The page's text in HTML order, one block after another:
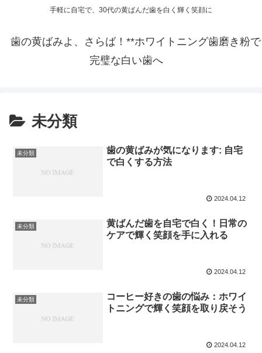
手軽に自宅で、30代の黄ばんだ歯を白く輝く笑顔に
歯の黄ばみよ、さらば！**ホワイトニング歯磨き粉で
完璧な白い歯へ
未分類
未分類
歯の黄ばみが気になります: 自宅
で白くする方法
2024.04.12
未分類
黄ばんだ歯を自宅で白く！日常の
ケアで輝く笑顔を手に入れる
2024.04.12
未分類
コーヒー好きの歯の悩み：ホワイ
トニングで輝く笑顔を取り戻そう
2024.04.12